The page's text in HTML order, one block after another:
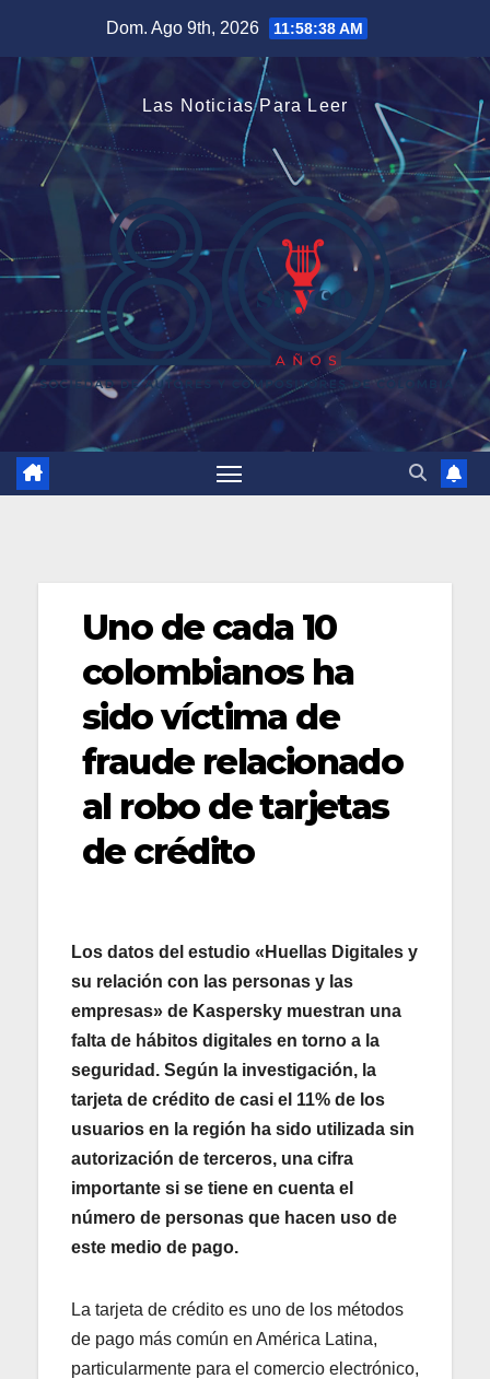
contenido
Dom. Ago 9th, 2026 11:58:39 AM
Las Noticias Para Leer
Uno de cada 10
colombianos ha
sido víctima de
fraude relacionado
al robo de tarjetas
de crédito
Los datos del estudio «Huellas Digitales y
su relación con las personas y las
empresas» de Kaspersky muestran una
falta de hábitos digitales en torno a la
seguridad. Según la investigación, la
tarjeta de crédito de casi el 11% de los
usuarios en la región ha sido utilizada sin
autorización de terceros, una cifra
importante si se tiene en cuenta el
número de personas que hacen uso de
este medio de pago.
La tarjeta de crédito es uno de los métodos
de pago más común en América Latina,
particularmente para el comercio electrónico,